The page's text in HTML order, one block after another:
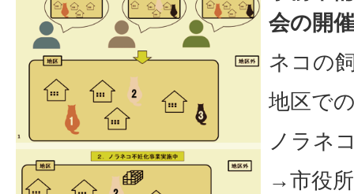
会の開
ネコの
地区で
ノラネ
→市役